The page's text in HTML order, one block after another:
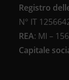
Registro
N° IT
REA: MI –
Capitale